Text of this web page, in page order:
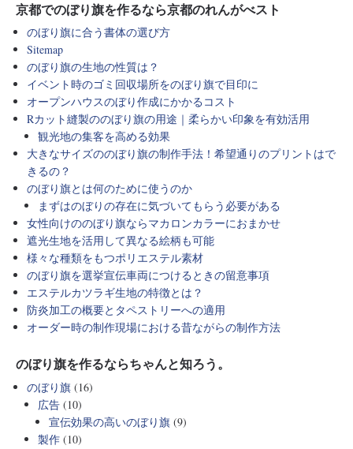
京都でのぼり旗を作るなら京都のれんがべスト
のぼり旗に合う書体の選び方
Sitemap
のぼり旗の生地の性質は？
イベント時のゴミ回収場所をのぼり旗で目印に
オープンハウスのぼり作成にかかるコスト
Rカット縫製ののぼり旗の用途｜柔らかい印象を有効活用
観光地の集客を高める効果
大きなサイズののぼり旗の制作手法！希望通りのプリントはで
きるの？
のぼり旗とは何のために使うのか
まずはのぼりの存在に気づいてもらう必要がある
女性向けののぼり旗ならマカロンカラーにおまかせ
遮光生地を活用して異なる絵柄も可能
様々な種類をもつポリエステル素材
のぼり旗を選挙宣伝車両につけるときの留意事項
エステルカツラギ生地の特徴とは？
防炎加工の概要とタペストリーへの適用
オーダー時の制作現場における昔ながらの制作方法
のぼり旗を作るならちゃんと知ろう。
のぼり旗 (16)
広告 (10)
宣伝効果の高いのぼり旗 (9)
製作 (10)